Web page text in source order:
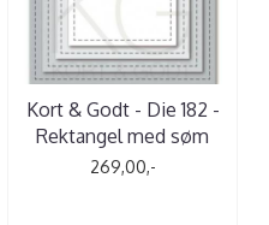
Kort & Godt - Die 182 -
Rektangel med søm
269,00,-